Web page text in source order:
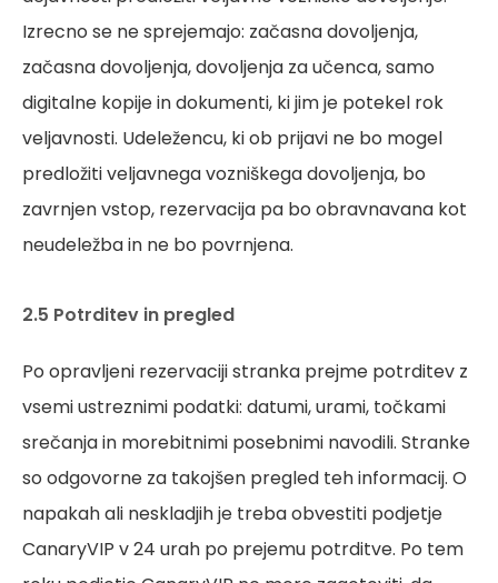
Izrecno se ne sprejemajo: začasna dovoljenja,
začasna dovoljenja, dovoljenja za učenca, samo
digitalne kopije in dokumenti, ki jim je potekel rok
veljavnosti. Udeležencu, ki ob prijavi ne bo mogel
predložiti veljavnega vozniškega dovoljenja, bo
zavrnjen vstop, rezervacija pa bo obravnavana kot
neudeležba in ne bo povrnjena.
2.5 Potrditev in pregled
Po opravljeni rezervaciji stranka prejme potrditev z
vsemi ustreznimi podatki: datumi, urami, točkami
srečanja in morebitnimi posebnimi navodili. Stranke
so odgovorne za takojšen pregled teh informacij. O
napakah ali neskladjih je treba obvestiti podjetje
CanaryVIP v 24 urah po prejemu potrditve. Po tem